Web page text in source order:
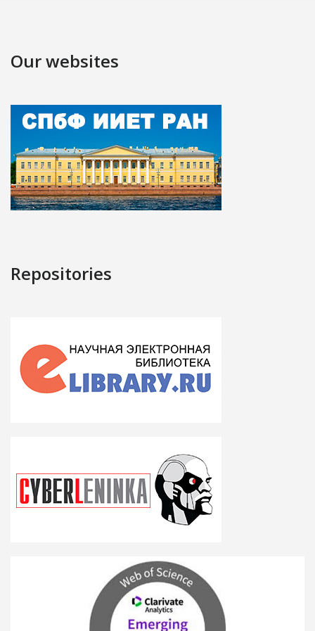
Our websites
Repositories